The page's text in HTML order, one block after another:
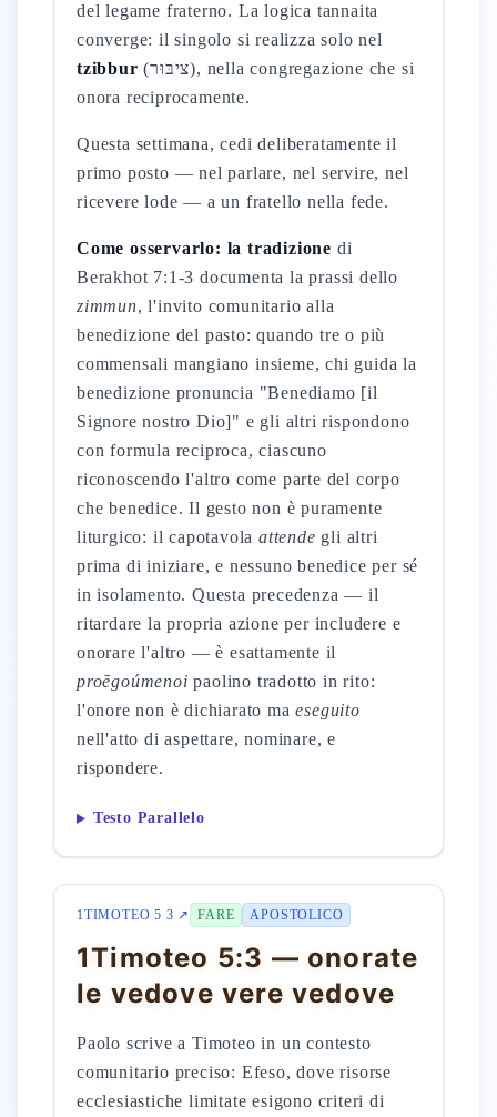
del legame fraterno. La logica tannaita
converge: il singolo si realizza solo nel
tzibbur (ציבּוּר), nella congregazione che si
onora reciprocamente.
Questa settimana, cedi deliberatamente il
primo posto — nel parlare, nel servire, nel
ricevere lode — a un fratello nella fede.
Come osservarlo: la tradizione di
Berakhot 7:1-3 documenta la prassi dello
zimmun, l'invito comunitario alla
benedizione del pasto: quando tre o più
commensali mangiano insieme, chi guida la
benedizione pronuncia "Benediamo [il
Signore nostro Dio]" e gli altri rispondono
con formula reciproca, ciascuno
riconoscendo l'altro come parte del corpo
che benedice. Il gesto non è puramente
liturgico: il capotavolaattende gli altri
prima di iniziare, e nessuno benedice per sé
in isolamento. Questa precedenza — il
ritardare la propria azione per includere e
onorare l'altro — è esattamente il
proēgoúmenoi paolino tradotto in rito:
l'onore non è dichiarato maeseguito
nell'atto di aspettare, nominare, e
rispondere.
Testo Parallelo
1TIMOTEO 5 3 ↗ FARE APOSTOLICO
1Timoteo 5:3 — onorate
le vedove vere vedove
Paolo scrive a Timoteo in un contesto
comunitario preciso: Efeso, dove risorse
ecclesiastiche limitate esigono criteri di